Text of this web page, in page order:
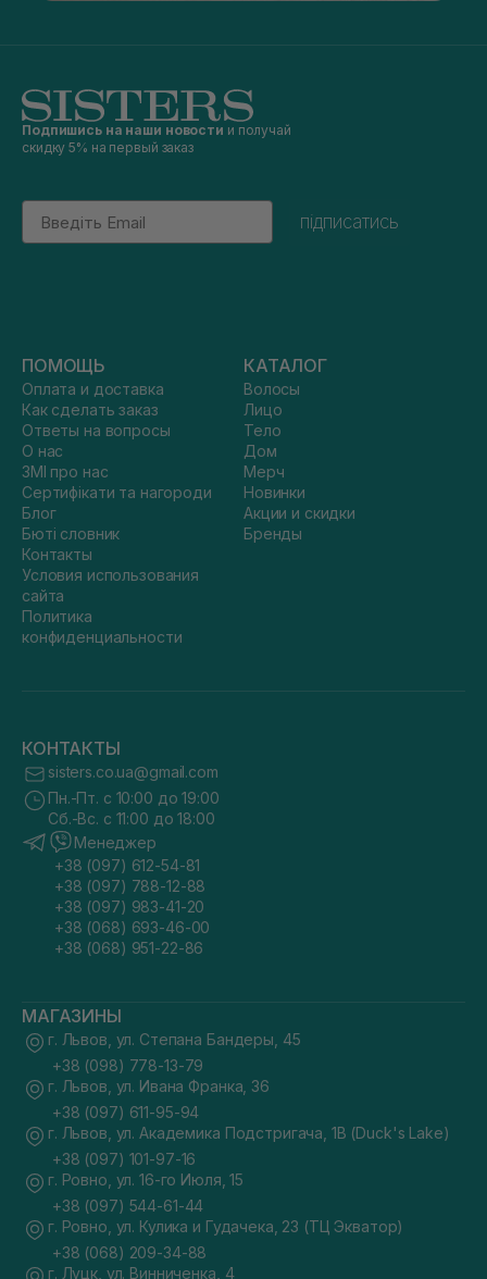
Подпишись на наши новости и получай
скидку 5% на первый заказ
Email
підписатись
ПОМОЩЬ
Оплата и доставка
Как сделать заказ
Ответы на вопросы
О нас
ЗМІ про нас
Сертифікати та нагороди
Блог
Бюті словник
Контакты
Условия использования
сайта
Политика
конфиденциальности
КАТАЛОГ
Волосы
Лицо
Тело
Дом
Мерч
Новинки
Акции и скидки
Бренды
КОНТАКТЫ
sisters.co.ua@gmail.com
Пн.-Пт. с 10:00 до 19:00
Сб.-Вс. с 11:00 до 18:00
Менеджер
+38 (097) 612-54-81
+38 (097) 788-12-88
+38 (097) 983-41-20
+38 (068) 693-46-00
+38 (068) 951-22-86
МАГАЗИНЫ
г. Львов, ул. Степана Бандеры, 45
+38 (098) 778-13-79
г. Львов, ул. Ивана Франка, 36
+38 (097) 611-95-94
г. Львов, ул. Академика Подстригача, 1В (Duck's Lake)
+38 (097) 101-97-16
г. Ровно, ул. 16-го Июля, 15
+38 (097) 544-61-44
г. Ровно, ул. Кулика и Гудачека, 23 (ТЦ Экватор)
+38 (068) 209-34-88
г. Луцк, ул. Винниченка, 4